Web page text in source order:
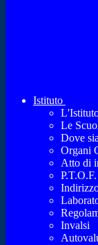
Istituto
Le
Dove
Organi
Atto di
P.T.O.F.
Invalsi